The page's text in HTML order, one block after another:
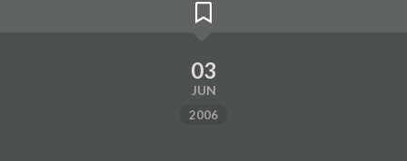
03
JUN
2006